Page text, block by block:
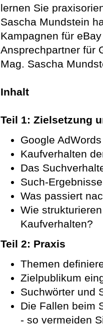
lernen Sie
Sascha Mundstein
Kampagnen für
Ansprechpartner für
Mag. Sascha
Inhalt
Teil 1: Zielsetzung
Google
Kaufverhalten
Das
Such-
Was passiert
Wie
Kaufverhalten?
Teil 2: Praxis
Themen
Zielpublikum
Suchwörter und
Die Fallen beim
- so vermeiden